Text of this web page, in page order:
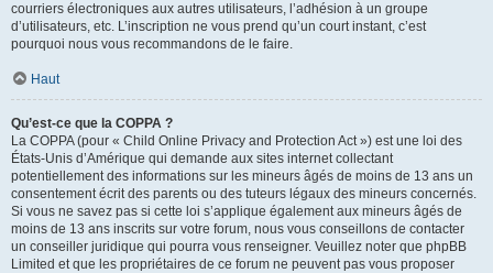
courriers électroniques aux autres utilisateurs, l’adhésion à un groupe
d’utilisateurs, etc. L’inscription ne vous prend qu’un court instant, c’est
pourquoi nous vous recommandons de le faire.
Haut
Qu’est-ce que la COPPA ?
La COPPA (pour « Child Online Privacy and Protection Act ») est une loi des
États-Unis d’Amérique qui demande aux sites internet collectant
potentiellement des informations sur les mineurs âgés de moins de 13 ans un
consentement écrit des parents ou des tuteurs légaux des mineurs concernés.
Si vous ne savez pas si cette loi s’applique également aux mineurs âgés de
moins de 13 ans inscrits sur votre forum, nous vous conseillons de contacter
un conseiller juridique qui pourra vous renseigner. Veuillez noter que phpBB
Limited et que les propriétaires de ce forum ne peuvent pas vous proposer